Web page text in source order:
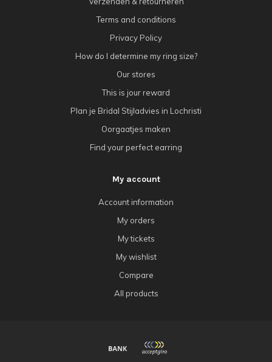
Terms and conditions
Privacy Policy
How do I determine my ring size?
Our stores
This is jour reward
Plan je Bridal Stijladvies in Lochristi
Oorgaatjes maken
Find your perfect earring
My account
Account information
My orders
My tickets
My wishlist
Compare
All products